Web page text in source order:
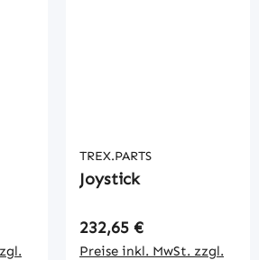
TREX.PARTS
Joystick
Regulärer Preis:
232,65 €
Preise inkl. MwSt. zzgl.